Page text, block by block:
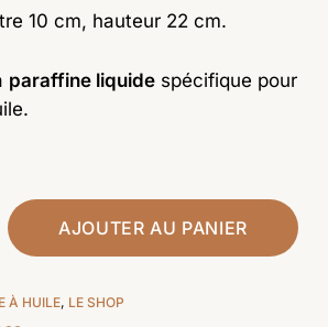
10 cm, hauteur 22 cm.
paraffine liquidespécifique pour
AJOUTER AU PANIER
À HUILE, LE SHOP